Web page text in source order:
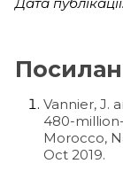
Vannier, J.
480-
Morocco,
Oct 2019.